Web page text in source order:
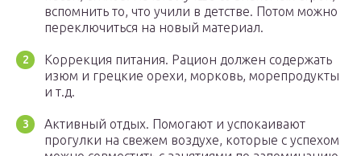
вспомнить то, что учили в детстве. Потом можно
переключиться на новый материал.
Коррекция питания. Рацион должен содержать
изюм и грецкие орехи, морковь, морепродукты
и т.д.
Активный отдых. Помогают и успокаивают
прогулки на свежем воздухе, которые с успехом